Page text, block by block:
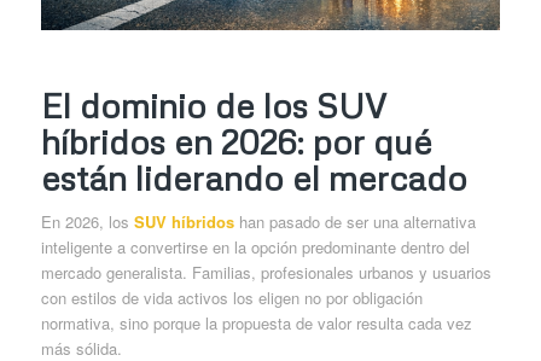
El dominio de los SUV
híbridos en 2026: por qué
están liderando el mercado
En 2026, los SUV híbridoshan pasado de ser una alternativa
inteligente a convertirse en la opción predominante dentro del
mercado generalista. Familias, profesionales urbanos y usuarios
con estilos de vida activos los eligen no por obligación
normativa, sino porque la propuesta de valor resulta cada vez
más sólida.